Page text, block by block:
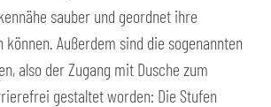
sauber und geordnet ihre
können. Außerdem sind die sogenannten
also der Zugang mit Dusche zum
gestaltet worden: Die Stufen